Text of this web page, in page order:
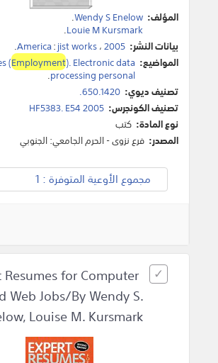
المؤلف: Wendy S Enelow
.
Louie M Kursmark
.
بيانات النشر:
America:jist works،2005
.
المواضيع:
(Employment). Electronic data
processing personal
.
تصنيف ديوي: 650.1420.
تصنيف الكونجرس: HF5383. E54 2005
نوع المادة: كتب
المصدر: فرع نزوى - الحرم الجامعي: الجنوبي
مجموع الأوعية المتوفرة : 1
Resumes for Computer
Web Jobs/By Wendy S.
Louise M. Kursmark.